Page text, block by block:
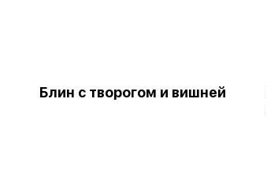
Блин с творогом и вишней